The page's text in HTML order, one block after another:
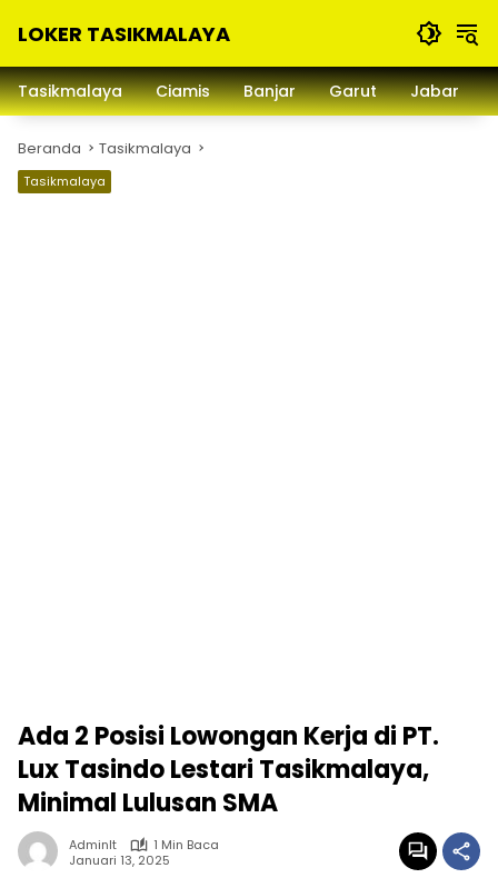
LOKER TASIKMALAYA
Lowongan
Kerja
dan
Sekitarna
Tasikmalaya Ciamis Banjar Garut Jabar
Beranda Tasikmalaya
Tasikmalaya
Ada 2 Posisi Lowongan Kerja di PT.
Lux Tasindo Lestari Tasikmalaya,
Minimal Lulusan SMA
Adminlt
1 Min Baca
Januari 13, 2025